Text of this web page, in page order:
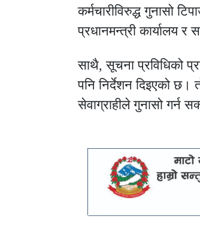
कर्मचारीविरुद्ध गुनासो
प्रधानमन्त्री कार्यालय
साथै, सूचना प्रविधिको
पनि निर्देशन दिइएको छ।
सेवाग्राहीले गुनासो गर्न